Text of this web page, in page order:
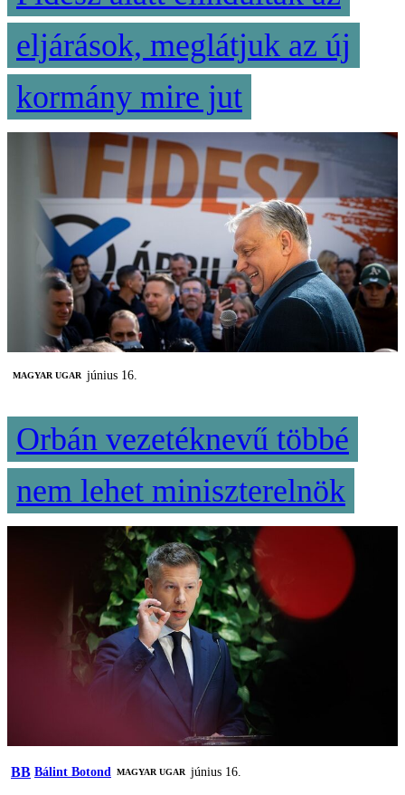
eljárások, meglátjuk az új
kormány mire jut
MAGYAR UGAR június 16.
Orbán vezetéknevű többé
nem lehet miniszterelnök
BB Bálint Botond MAGYAR UGAR június 16.